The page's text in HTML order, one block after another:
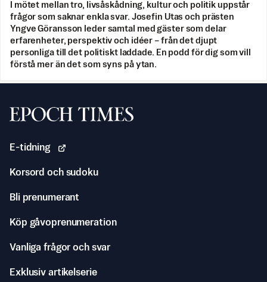
I mötet mellan tro, livsåskådning, kultur och politik uppstår
frågor som saknar enkla svar. Josefin Utas och prästen
Yngve Göransson leder samtal med gäster som delar
erfarenheter, perspektiv och idéer – från det djupt
personliga till det politiskt laddade. En podd för dig som vill
förstå mer än det som syns på ytan.
Svenska Epoch Times
E-tidning
Korsord och sudoku
Bli prenumerant
Köp gåvoprenumeration
Vanliga frågor och svar
Exklusiv artikelserie